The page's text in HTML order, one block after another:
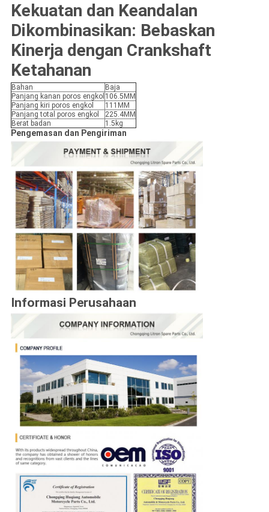
Kekuatan dan Keandalan
Dikombinasikan: Bebaskan
Kinerja dengan Crankshaft
Ketahanan
Bahan
Baja
Panjang kanan poros engkol 106.5MM
Panjang kiri poros engkol
111MM
Panjang total poros engkol
225.4MM
Berat badan
1.5kg
Pengemasan dan Pengiriman
Informasi Perusahaan